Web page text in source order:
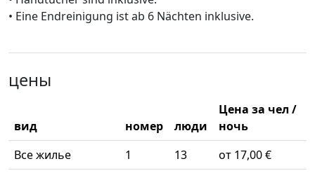
•⁠ ⁠Eine Endreinigung ist ab 6 Nächten inklusive.
цены
вид номер люди
Цена за чел /
ночь
Все жилье
1 13
от 17,00 €